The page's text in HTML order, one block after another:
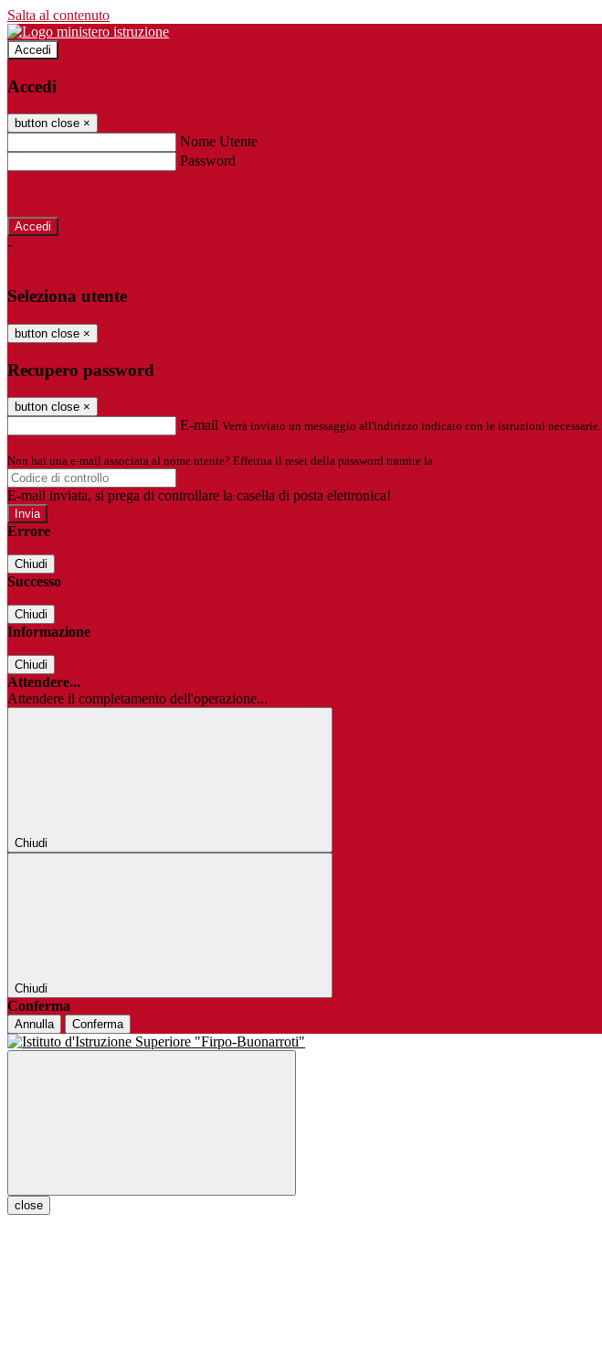
Salta al contenuto
Accedi
Accedi
button close ×
Nome Utente
Password
-
Seleziona utente
button close ×
Recupero password
button close ×
E-mail Verrà inviato un messaggio all'indirizzo indicato con le istruzioni necessarie.
Non hai una e-mail associata al nome utente? Effettua il reset della password tramite la
E-mail inviata, si prega di controllare la casella di posta elettronica!
Errore
Chiudi
Successo
Chiudi
Informazione
Chiudi
Attendere...
Attendere il completamento dell'operazione...
Chiudi
Chiudi
Conferma
Annulla Conferma
close